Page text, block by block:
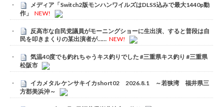
メディア「Switch2版モンハンワイルズはDLSS込みで最大1440p動
作」
NEW!
反高市な自民党議員がモーニングショーに生出演、すると普段は自
民を叩きまくりの某出演者が…… NEW!
気温40度でも釣れちゃうキス釣りでした #三重県キス釣り #三重県
松阪市
イカメタル ケンサキイカshort02 2026.8.1 ～若狭湾 福井県三
方郡美浜沖～